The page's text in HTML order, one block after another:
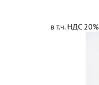
в т.ч. НДС 20%